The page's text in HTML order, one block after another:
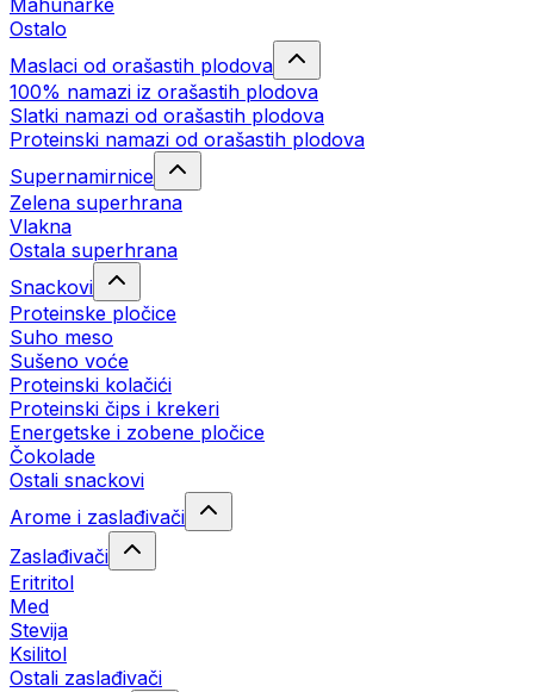
Mahunarke
Ostalo
Maslaci od orašastih plodova
100% namazi iz orašastih plodova
Slatki namazi od orašastih plodova
Proteinski namazi od orašastih plodova
Supernamirnice
Zelena superhrana
Vlakna
Ostala superhrana
Snackovi
Proteinske pločice
Suho meso
Sušeno voće
Proteinski kolačići
Proteinski čips i krekeri
Energetske i zobene pločice
Čokolade
Ostali snackovi
Arome i zaslađivači
Zaslađivači
Eritritol
Med
Stevija
Ksilitol
Ostali zaslađivači